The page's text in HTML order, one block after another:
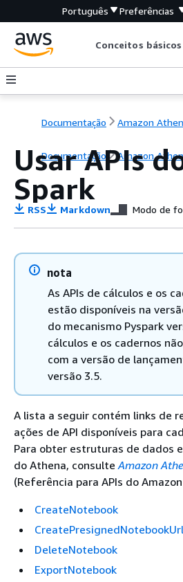
Português Preferências
Conceitos básicos
Documentação Amazon
Documentação Amazon
Usar APIs
Spark
RSS Markdown Modo de
nota
As APIs de cálculos e os
estão disponíveis na
do mecanismo Pyspark
cálculos e os cadernos
com a versão de
versão 3.5.
A lista a seguir contém links de
ações de API disponíveis para
Para obter estruturas de dados
do Athena, consulteAmazon
(Referência para APIs do
CreateNotebook
CreatePresignedNotebookUrl
DeleteNotebook
ExportNotebook